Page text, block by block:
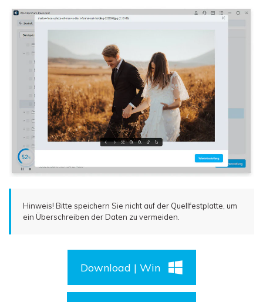
Hinweis! Bitte speichern Sie nicht auf der Quellfestplatte, um
ein Überschreiben der Daten zu vermeiden.
Download | Win